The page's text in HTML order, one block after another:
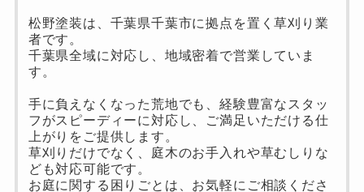
松野塗装は、千葉県千葉市に拠点を置く草刈り業
者です。
千葉県全域に対応し、地域密着で営業していま
す。
手に負えなくなった荒地でも、経験豊富なスタッ
フがスピーディーに対応し、ご満足いただける仕
上がりをご提供します。
草刈りだけでなく、庭木のお手入れや草むしりな
ども対応可能です。
お庭に関する困りごとは、お気軽にご相談くださ